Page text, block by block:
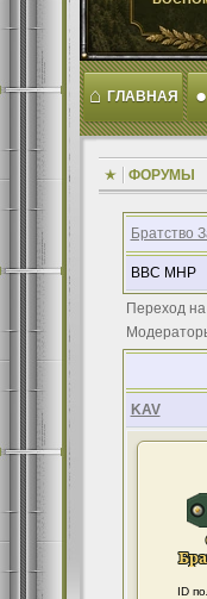
⌂ ГЛАВНАЯ ●
ФОРУМЫ
Братство
ВВС МНР
Переход
KAV
ID